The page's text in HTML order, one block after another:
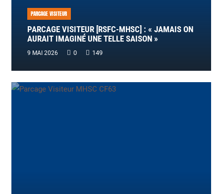
PARCAGE VISITEUR
PARCAGE VISITEUR [RSFC-MHSC] : « JAMAIS ON
AURAIT IMAGINÉ UNE TELLE SAISON »
9 MAI 2026 0 149